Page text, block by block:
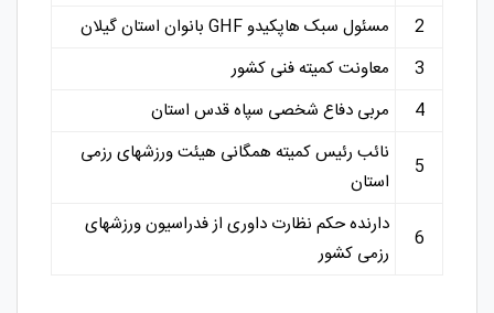
2
مسئول سبک هاپکیدو GHF بانوان استان گیلان
3
معاونت کمیته فنی کشور
4
مربی دفاع شخصی سپاه قدس استان
5
نائب رئیس کمیته همگانی هیئت ورزشهای رزمی
استان
6
دارنده حکم نظارت داوری از فدراسیون ورزشهای
رزمی کشور